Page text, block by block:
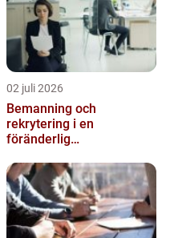
02 juli 2026
Bemanning och
rekrytering i en
föränderlig